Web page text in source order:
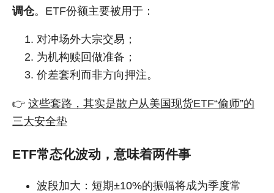
调仓。ETF份额主要被用于：
对冲场外大宗交易；
为机构赎回做准备；
价差套利而非方向押注。
👉 这些套路，其实是散户从美国现货ETF“偷师”的
三大安全垫
ETF常态化波动，意味着两件事
波段加大：短期±10%的振幅将成为季度常